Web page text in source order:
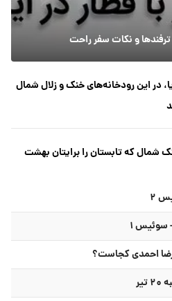
ترفندها و نکات سفر راحت
در این رودخانه‌های خنک و زلال شمال
شمال که تابستان را برایتان بهشت
احمدی کجاست؟